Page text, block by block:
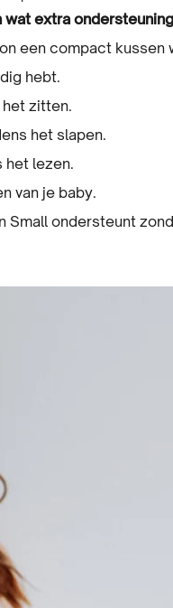
extra ondersteuning
een compact kussen
hebt.
zitten.
het slapen.
het lezen.
van je baby.
Small ondersteunt